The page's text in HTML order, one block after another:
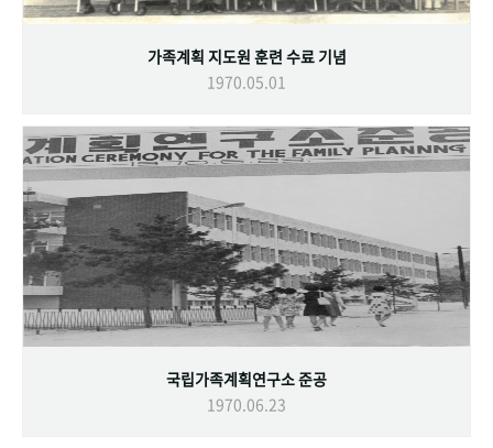
가족계획 지도원 훈련 수료 기념
1970.05.01
국립가족계획연구소 준공
1970.06.23